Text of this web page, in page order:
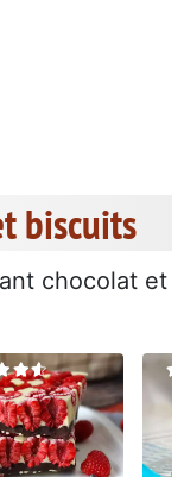
biscuits
chocolat et